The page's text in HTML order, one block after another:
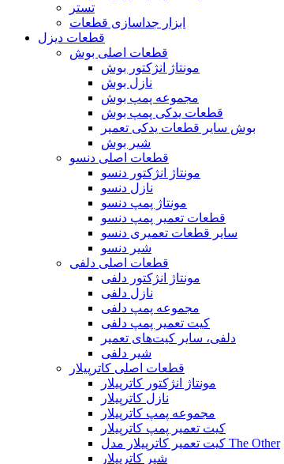
تستر
ابزار جداسازی قطعات
قطعات دیزل
قطعات اصلی بوش
مونتاژ انژکتور بوش
نازل بوش
مجموعه پمپ بوش
قطعات یدکی پمپ بوش
بوش سایر قطعات یدکی تعمیر
شیر بوش
قطعات اصلی دنسو
مونتاژ انژکتور دنسو
نازل دنسو
مونتاژ پمپ دنسو
قطعات تعمیر پمپ دنسو
سایر قطعات تعمیری دنسو
شیر دنسو
قطعات اصلی دلفی
مونتاژ انژکتور دلفی
نازل دلفی
مجموعه پمپ دلفی
کیت تعمیر پمپ دلفی
دلفی، سایر کیت‌های تعمیر
شیر دلفی
قطعات اصلی کاترپیلار
مونتاژ انژکتور کاترپیلار
نازل کاترپیلار
مجموعه پمپ کاترپیلار
کیت تعمیر پمپ کاترپیلار
کیت تعمیر کاترپیلار مدل The Other
شیر کاترپیلار